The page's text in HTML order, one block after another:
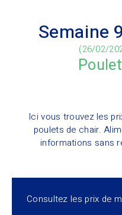
Semaine
(26/02/
Ici vous trouvez les
poulets de chair.
informations sans
Consultez les prix de